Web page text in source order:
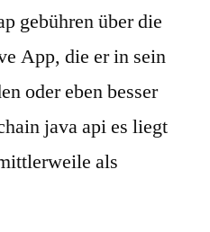
gebühren über die
App, die er in sein
oder eben besser
java api es liegt
als